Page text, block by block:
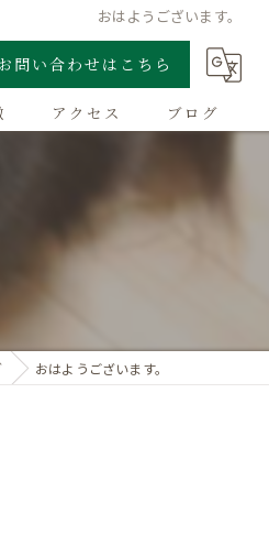
おはようございます。
問い合わせはこちら
アクセス ブログ
おはようございます。